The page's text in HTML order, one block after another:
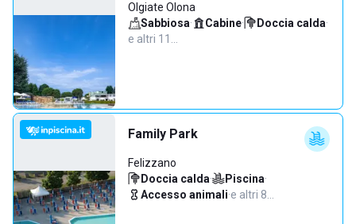
Olgiate Olona
Sabbiosa· Cabine· Doccia calda·
e altri 11…
Family Park
Felizzano
Doccia calda· Piscina·
Accesso animali·e altri 8…